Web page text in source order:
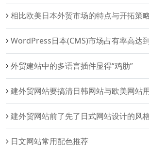
相比欧美日本外贸市场的特点与开拓策
WordPress日本(CMS)市场占有率高达
外贸建站中的多语言插件显得“鸡肋”
建外贸网站要搞清日韩网站与欧美网站
建外贸网站前了先了日式网站设计的风
日文网站常用配色推荐